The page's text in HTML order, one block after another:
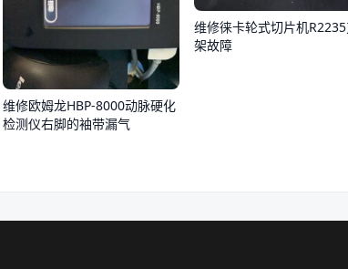
维修欧姆龙HBP-8000动脉硬化
检测仪右脚的袖带漏气
维修徕卡轮式切片机
架故障